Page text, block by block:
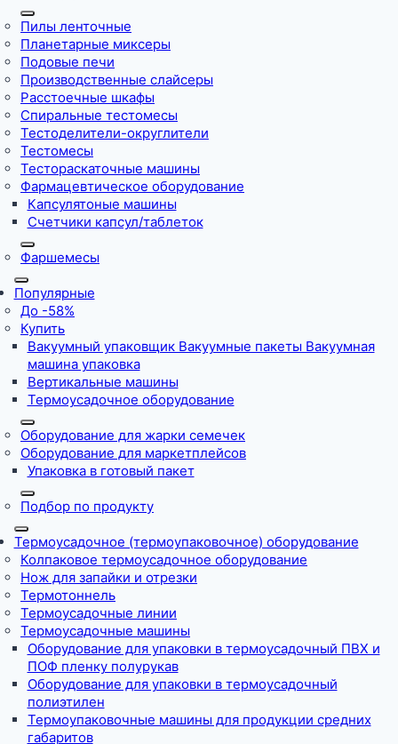
Пилы ленточные
Планетарные миксеры
Подовые печи
Производственные слайсеры
Расстоечные шкафы
Спиральные тестомесы
Тестоделители-округлители
Тестомесы
Тестораскаточные машины
Фармацевтическое оборудование
Капсулятоные машины
Счетчики капсул/таблеток
Фаршемесы
Популярные
До -58%
Купить
Вакуумный упаковщик Вакуумные пакеты Вакуумная
машина упаковка
Вертикальные машины
Термоусадочное оборудование
Оборудование для жарки семечек
Оборудование для маркетплейсов
Упаковка в готовый пакет
Подбор по продукту
Термоусадочное (термоупаковочное) оборудование
Колпаковое термоусадочное оборудование
Нож для запайки и отрезки
Термотоннель
Термоусадочные линии
Термоусадочные машины
Оборудование для упаковки в термоусадочный ПВХ и
ПОФ пленку полурукав
Оборудование для упаковки в термоусадочный
полиэтилен
Термоупаковочные машины для продукции средних
габаритов